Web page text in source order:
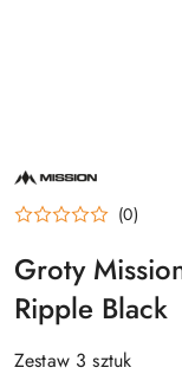
NAZWA
PRODUCENTA:
MISSION (0)
Groty
Ripple Black
Zestaw 3 sztuk